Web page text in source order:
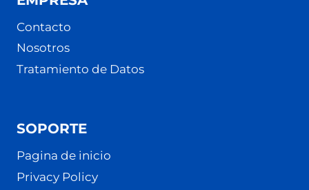
Contacto
Nosotros
Tratamiento de Datos
SOPORTE
Pagina de inicio
Privacy Policy